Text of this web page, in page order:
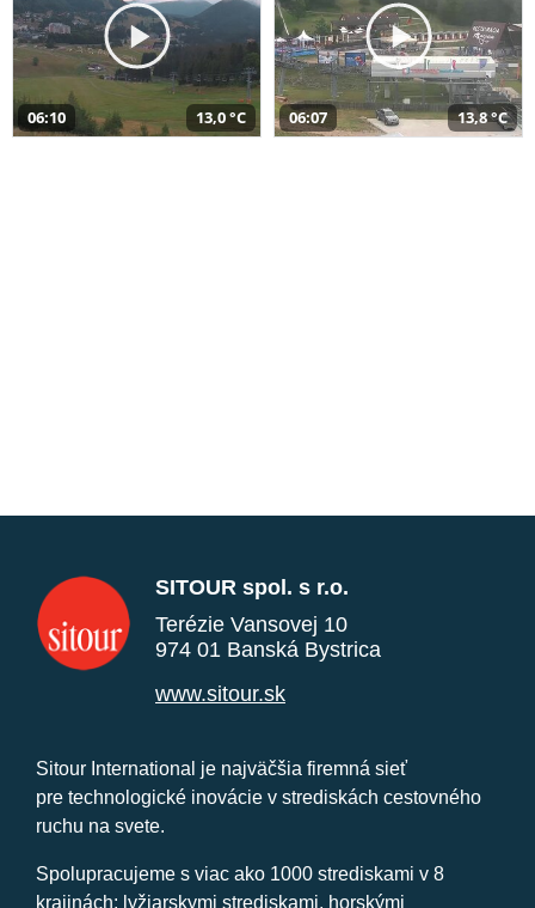
06:10 13,0 °C 06:07 13,8 °C
SITOUR spol. s r.o.
Terézie Vansovej 10
974 01 Banská Bystrica
www.sitour.sk
Sitour International je najväčšia firemná sieť
pre technologické inovácie v strediskách cestovného
ruchu na svete.
Spolupracujeme s viac ako 1000 strediskami v 8
krajinách: lyžiarskymi strediskami, horskými